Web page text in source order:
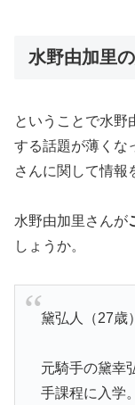
水野由加里
ということで水野
する話題が薄くな
さんに関して情報
水野由加里さんが
しょうか。
黛弘人（27歳
元騎手の黛幸
手課程に入学